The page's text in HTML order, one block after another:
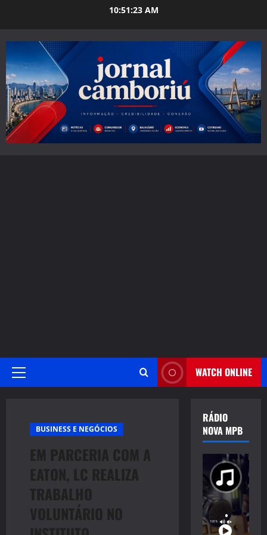
10:51:24 AM
Primary
WATCH ONLINE
BUSINESS E NEGÓCIOS
EM PARCERIA COM A
EATON, LC REALIZA
TRABALHO
VOLUNTÁRIO NO
RÁDIO
NOVA MPB